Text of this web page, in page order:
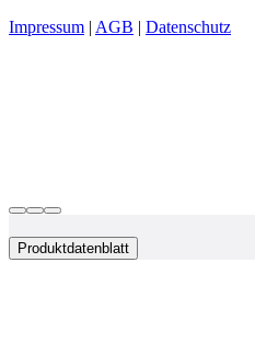
Impressum | AGB | Datenschutz
Produktdatenblatt